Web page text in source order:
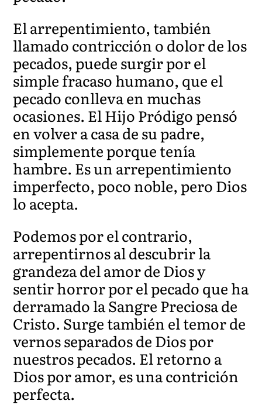
El arrepentimiento, también
llamado contricción o dolor de los
pecados, puede surgir por el
simple fracaso humano, que el
pecado conlleva en muchas
ocasiones. El Hijo Pródigo pensó
en volver a casa de su padre,
simplemente porque tenía
hambre. Es un arrepentimiento
imperfecto, poco noble, pero Dios
lo acepta.
Podemos por el contrario,
arrepentirnos al descubrir la
grandeza del amor de Dios y
sentir horror por el pecado que ha
derramado la Sangre Preciosa de
Cristo. Surge también el temor de
vernos separados de Dios por
nuestros pecados. El retorno a
Dios por amor, es una contrición
perfecta.